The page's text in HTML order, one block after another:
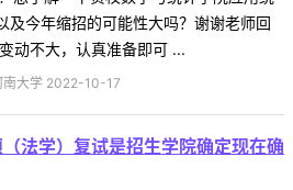
及今年缩招的可能性大吗？谢谢老师回
动不大，认真准备即可 ...
南大学 2022-10-17
法学）复试是招生学院确定现在确